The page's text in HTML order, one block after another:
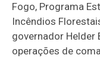
Fogo, Programa
Incêndios
governador Helder
operações de